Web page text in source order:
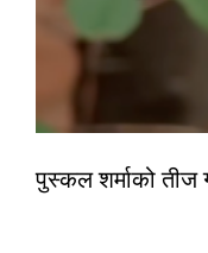
पुस्कल शर्माको तीज